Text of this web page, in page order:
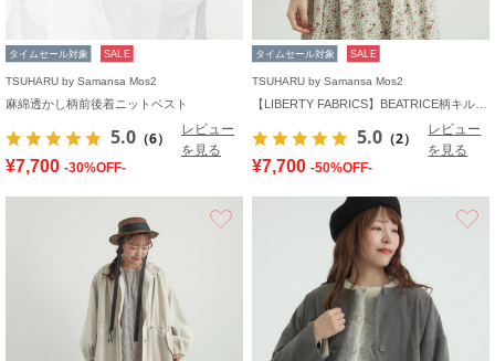
タイムセール対象 SALE
TSUHARU by Samansa Mos2
麻綿透かし柄前後着ニットベスト
5.0 （6）
レビュー
を見る
¥7,700 -30%OFF-
タイムセール対象 SALE
TSUHARU by Samansa Mos2
5.0 （2）
レビュー
を見る
¥7,700 -50%OFF-